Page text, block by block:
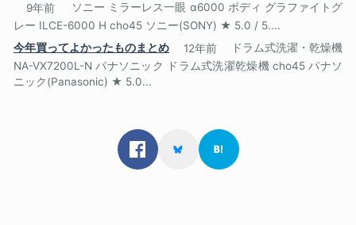
9年前
ソニー ミラーレス一眼 α6000 ボディ グラファイトグ
レー ILCE-6000 H cho45 ソニー(SONY) ★ 5.0 / 5....
今年買ってよかったものまとめ
12年前
ドラム式洗濯・乾燥機
NA-VX7200L-N パナソニック ドラム式洗濯乾燥機 cho45 パナソ
ニック(Panasonic) ★ 5.0...